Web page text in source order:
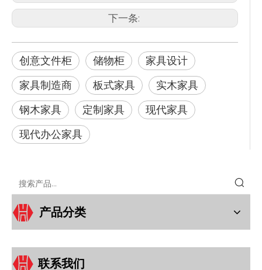
下一条:
创意文件柜 储物柜
家具设计
家具制造商
板式家具
实木家具
钢木家具
定制家具
现代家具
现代办公家具
产品分类
联系我们